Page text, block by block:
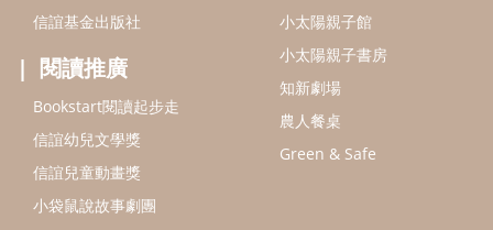
信誼基金出版社
閱讀推廣
Bookstart閱讀起步走
信誼幼兒文學獎
信誼兒童動畫獎
小袋鼠說故事劇團
小太陽親子館
小太陽親子書房
知新劇場
農人餐桌
Green & Safe